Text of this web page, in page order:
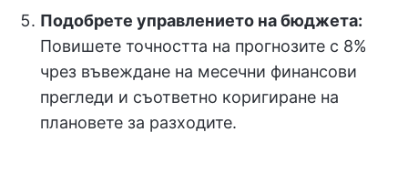
Подобрете управлението на бюджета:
Повишете точността на прогнозите с 8%
чрез въвеждане на месечни финансови
прегледи и съответно коригиране на
плановете за разходите.